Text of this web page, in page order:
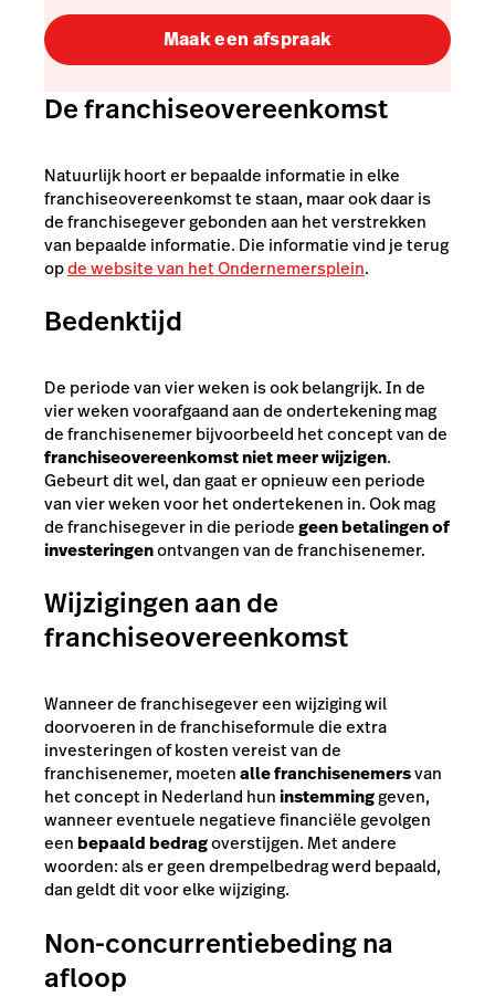
Maak een afspraak
De franchiseovereenkomst
Natuurlijk hoort er bepaalde informatie in elke
franchiseovereenkomst te staan, maar ook daar is
de franchisegever gebonden aan het verstrekken
van bepaalde informatie. Die informatie vind je terug
opde website van het Ondernemersplein.
Bedenktijd
De periode van vier weken is ook belangrijk. In de
vier weken voorafgaand aan de ondertekening mag
de franchisenemer bijvoorbeeld het concept van de
franchiseovereenkomst niet meer wijzigen.
Gebeurt dit wel, dan gaat er opnieuw een periode
van vier weken voor het ondertekenen in. Ook mag
de franchisegever in die periodegeen betalingen of
investeringenontvangen van de franchisenemer.
Wijzigingen aan de
franchiseovereenkomst
Wanneer de franchisegever een wijziging wil
doorvoeren in de franchiseformule die extra
investeringen of kosten vereist van de
franchisenemer, moetenalle franchisenemersvan
het concept in Nederland huninstemminggeven,
wanneer eventuele negatieve financiële gevolgen
eenbepaald bedragoverstijgen. Met andere
woorden: als er geen drempelbedrag werd bepaald,
dan geldt dit voor elke wijziging.
Non-concurrentiebeding na
afloop